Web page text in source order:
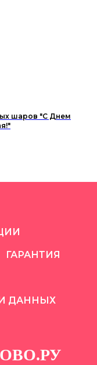
шаров "С Днем
ГАРАНТИЯ
ДАННЫХ